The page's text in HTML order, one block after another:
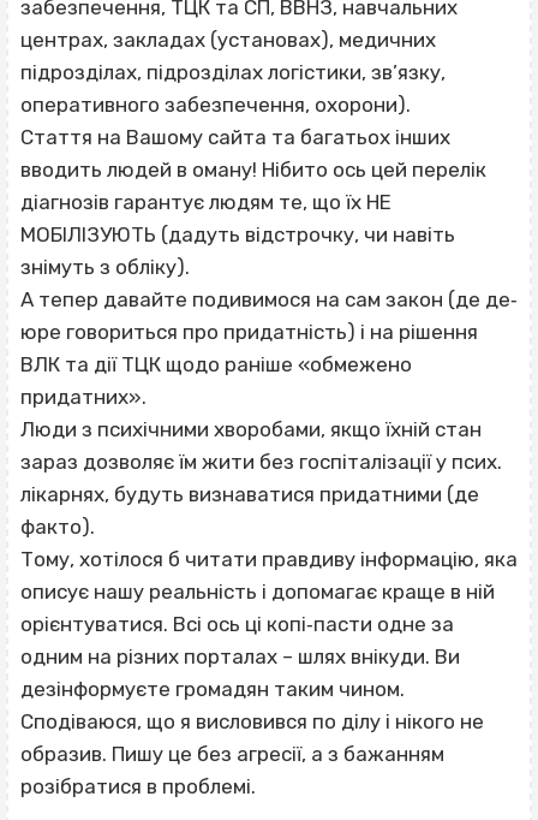
забезпечення, ТЦК та СП, ВВНЗ, навчальних
центрах, закладах (установах), медичних
підрозділах, підрозділах логістики, зв’язку,
оперативного забезпечення, охорони).
Стаття на Вашому сайта та багатьох інших
вводить людей в оману! Нібито ось цей перелік
діагнозів гарантує людям те, що їх НЕ
МОБІЛІЗУЮТЬ (дадуть відстрочку, чи навіть
знімуть з обліку).
А тепер давайте подивимося на сам закон (де де‐
юре говориться про придатність) і на рішення
ВЛК та дії ТЦК щодо раніше «обмежено
придатних».
Люди з психічними хворобами, якщо їхній стан
зараз дозволяє їм жити без госпіталізації у псих.
лікарнях, будуть визнаватися придатними (де
факто).
Тому, хотілося б читати правдиву інформацію, яка
описує нашу реальність і допомагає краще в ній
орієнтуватися. Всі ось ці копі‐пасти одне за
одним на різних порталах – шлях внікуди. Ви
дезінформуєте громадян таким чином.
Сподіваюся, що я висловився по ділу і нікого не
образив. Пишу це без агресії, а з бажанням
розібратися в проблемі.